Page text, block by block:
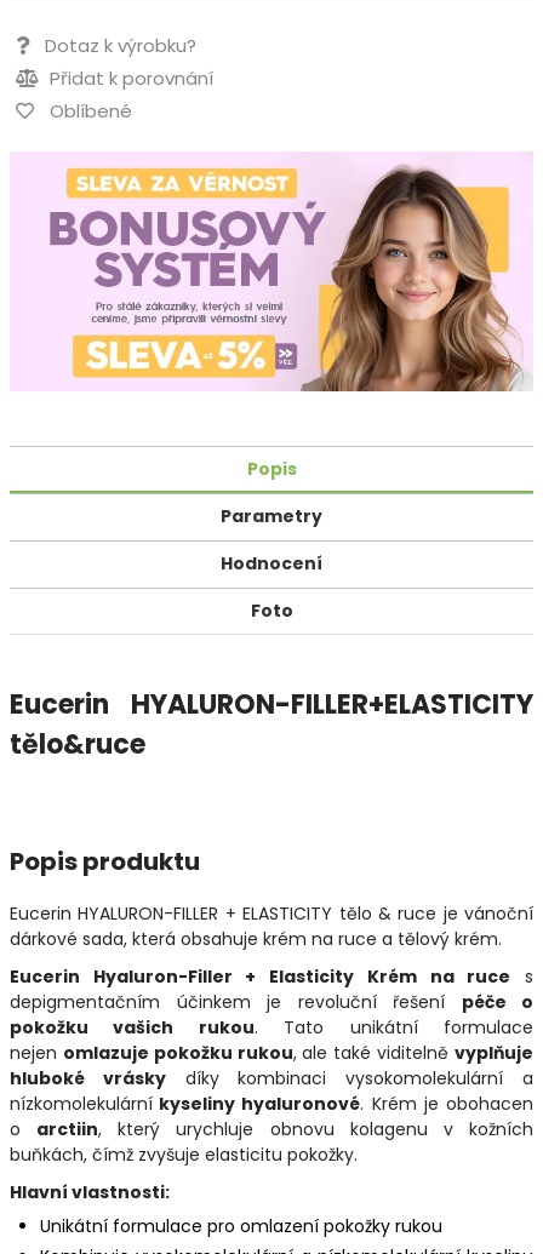
Dotaz k výrobku?
Přidat k porovnání
Oblíbené
Popis
Parametry
Hodnocení
Foto
Eucerin HYALURON-FILLER+ELASTICITY
tělo&ruce
Popis produktu
Eucerin HYALURON-FILLER + ELASTICITY tělo & ruce je vánoční
dárkové sada, která obsahuje krém na ruce a tělový krém.
Eucerin Hyaluron-Filler + Elasticity Krém na ruce s
depigmentačním účinkem je revoluční řešení péče o
pokožku vašich rukou. Tato unikátní formulace
nejen omlazuje pokožku rukou, ale také viditelněvyplňuje
hluboké vráskydíky kombinaci vysokomolekulární a
nízkomolekulární kyseliny hyaluronové. Krém je obohacen
o arctiin, který urychluje obnovu kolagenu v kožních
buňkách, čímž zvyšuje elasticitu pokožky.
Hlavní vlastnosti:
Unikátní formulace pro omlazení pokožky rukou